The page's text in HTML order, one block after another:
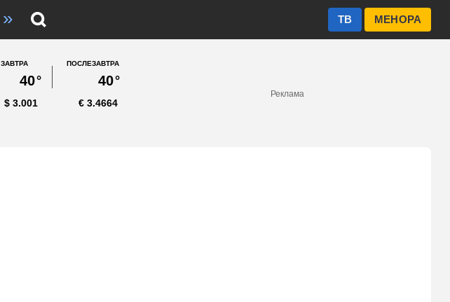
» МЕНОРА
ТВ
ЗАВТРА
40°
ПОСЛЕЗАВТРА
40°
3.001
$ 3.4664
€
Реклама